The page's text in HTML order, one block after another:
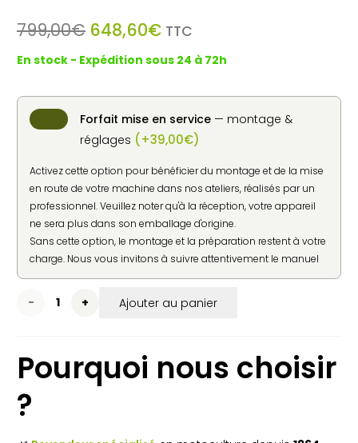
799,00€ Le
initial
799,00€.
648,60€Le
actuel
648,60€.
TTC
En stock - Expédition sous 24 à 72h
Forfait mise en service — montage &
réglages (+39,00€)
Activez cette option pour bénéficier du montage et de la mise
en route de votre machine dans nos ateliers, réalisés par un
professionnel. Veuillez noter qu'à la réception, votre appareil
ne sera plus dans son emballage d'origine.
Sans cette option, le montage et la préparation restent à votre
charge. Nous vous invitons à suivre attentivement le manuel
d'utilisation fourni par le constructeur pour une mise en
quantité
Nettoyeur
pression
Ajouter au panier
Pourquoi nous choisir
?